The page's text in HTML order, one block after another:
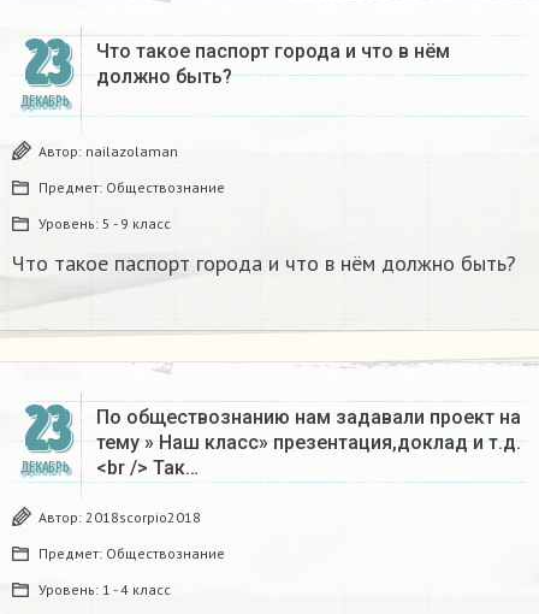
23
ДЕКАБРЬ
Что такое паспорт города и что в нём
должно быть?
Автор: nailazolaman
Предмет: Обществознание
Уровень: 5 - 9 класс
Что такое паспорт города и что в нём должно быть?
23
ДЕКАБРЬ
По обществознанию нам задавали проект на
тему » Наш класс» презентация,доклад и т.д.
<br /> Так…
Автор: 2018scorpio2018
Предмет: Обществознание
Уровень: 1 - 4 класс